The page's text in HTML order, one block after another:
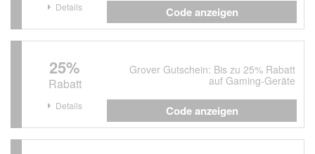
Details Code anzeigen
25%
Rabatt
Grover Gutschein: Bis zu 25% Rabatt
auf Gaming-Geräte
Details Code anzeigen